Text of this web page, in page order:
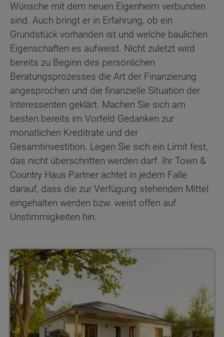
Wünsche mit dem neuen Eigenheim verbunden
sind. Auch bringt er in Erfahrung, ob ein
Grundstück vorhanden ist und welche baulichen
Eigenschaften es aufweist. Nicht zuletzt wird
bereits zu Beginn des persönlichen
Beratungsprozesses die Art der Finanzierung
angesprochen und die finanzielle Situation der
Interessenten geklärt. Machen Sie sich am
besten bereits im Vorfeld Gedanken zur
monatlichen Kreditrate und der
Gesamtinvestition. Legen Sie sich ein Limit fest,
das nicht überschritten werden darf. Ihr Town &
Country Haus Partner achtet in jedem Falle
darauf, dass die zur Verfügung stehenden Mittel
eingehalten werden bzw. weist offen auf
Unstimmigkeiten hin.